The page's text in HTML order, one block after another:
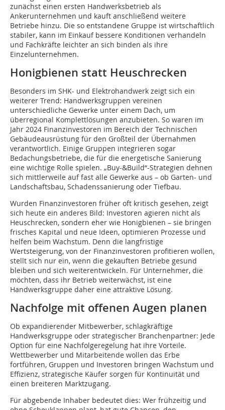
zunächst einen ersten Handwerksbetrieb als
Ankerunternehmen und kauft anschließend weitere
Betriebe hinzu. Die so entstandene Gruppe ist wirtschaftlich
stabiler, kann im Einkauf bessere Konditionen verhandeln
und Fachkräfte leichter an sich binden als ihre
Einzelunternehmen.
Honigbienen statt Heuschrecken
Besonders im SHK- und Elektrohandwerk zeigt sich ein
weiterer Trend: Handwerksgruppen vereinen
unterschiedliche Gewerke unter einem Dach, um
überregional Komplettlösungen anzubieten. So waren im
Jahr 2024 Finanzinvestoren im Bereich der Technischen
Gebäudeausrüstung für den Großteil der Übernahmen
verantwortlich. Einige Gruppen integrieren sogar
Bedachungsbetriebe, die für die energetische Sanierung
eine wichtige Rolle spielen. „Buy-&Build“-Strategien dehnen
sich mittlerweile auf fast alle Gewerke aus – ob Garten- und
Landschaftsbau, Schadenssanierung oder Tiefbau.
Wurden Finanzinvestoren früher oft kritisch gesehen, zeigt
sich heute ein anderes Bild: Investoren agieren nicht als
Heuschrecken, sondern eher wie Honigbienen – sie bringen
frisches Kapital und neue Ideen, optimieren Prozesse und
helfen beim Wachstum. Denn die langfristige
Wertsteigerung, von der Finanzinvestoren profitieren wollen,
stellt sich nur ein, wenn die gekauften Betriebe gesund
bleiben und sich weiterentwickeln. Für Unternehmer, die
möchten, dass ihr Betrieb weiterwächst, ist eine
Handwerksgruppe daher eine attraktive Lösung.
Nachfolge mit offenen Augen planen
Ob expandierender Mitbewerber, schlagkräftige
Handwerksgruppe oder strategischer Branchenpartner: Jede
Option für eine Nachfolgeregelung hat ihre Vorteile.
Wettbewerber und Mitarbeitende wollen das Erbe
fortführen, Gruppen und Investoren bringen Wachstum und
Effizienz, strategische Käufer sorgen für Kontinuität und
einen breiteren Marktzugang.
Für abgebende Inhaber bedeutet dies: Wer frühzeitig und